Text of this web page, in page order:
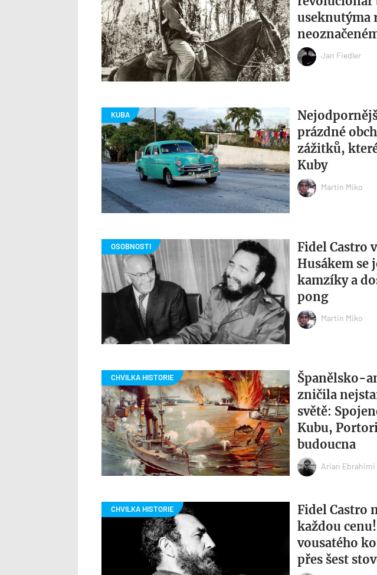
useknutýma
Jan Fiedler
prázdné
zážitků,
Kuby
Martin Miko
Fidel Castro
Husákem se
kamzíky a
pong
Martin Miko
Španělsko-
zničila
světě:
Kubu,
budoucna
Arian Ebrahimi
Fidel Castro
každou
vousatého
přes šest